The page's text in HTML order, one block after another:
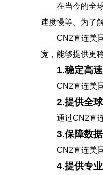
在当今的全
速度慢等。为了
CN2直连美
宽，能够提供更
1.稳定高
CN2直连美
2.提供全
通过CN2直
3.保障数
CN2直连美
4.提供专